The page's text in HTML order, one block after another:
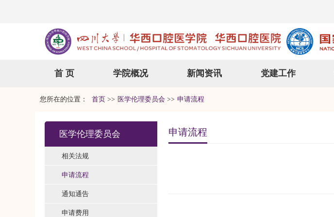
首 页 学院概况 新闻资讯 党建工作
您所在的位置： 首页 >> 医学伦理委员会 >> 申请流程
医学伦理委员会
相关法规
申请流程
通知通告
申请费用
申请流程